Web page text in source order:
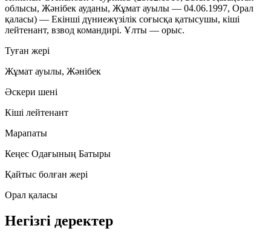
облысы, Жәнібек ауданы, Жұмат ауылы — 04.06.1997, Орал
қаласы) — Екінші дүниежүзілік соғысқа қатысушы, кіші
лейтенант, взвод командирі. Ұлты — орыс.
Туған жері
Жұмат ауылы, Жәнібек
Әскери шені
Кіші лейтенант
Марапаты
Кеңес Одағының Батыры
Қайтыс болған жері
Орал қаласы
Негізгі деректер